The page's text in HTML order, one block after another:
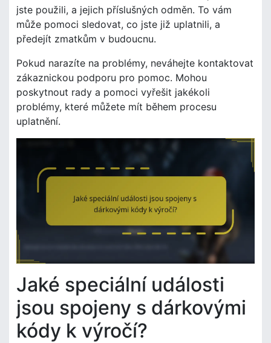
jste použili, a jejich příslušných odměn. To vám
může pomoci sledovat, co jste již uplatnili, a
předejít zmatkům v budoucnu.
Pokud narazíte na problémy, neváhejte kontaktovat
zákaznickou podporu pro pomoc. Mohou
poskytnout rady a pomoci vyřešit jakékoli
problémy, které můžete mít během procesu
uplatnění.
Jaké speciální události
jsou spojeny s dárkovými
kódy k výročí?